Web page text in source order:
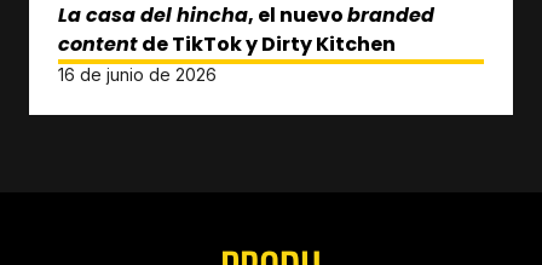
La casa del hincha, el nuevobranded
contentde TikTok y Dirty Kitchen
16 de junio de 2026